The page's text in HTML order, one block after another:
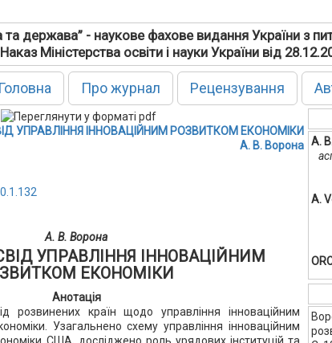
держава” - наукове фахове видання України з
Міністерства освіти і науки України від
Головна Про журнал Рецензування
УПРАВЛІННЯ ІННОВАЦІЙНИМ РОЗВИТКОМ ЕКОНОМІКИ
А. В. Ворона
А. В. Ворона
УПРАВЛІННЯ ІННОВАЦІЙНИМ
ЕКОНОМІКИ
Анотація
розвинених країн щодо управління інноваційним
Узагальнено схему управління інноваційним
США, досліджено роль урядових інституцій та
А.
A.